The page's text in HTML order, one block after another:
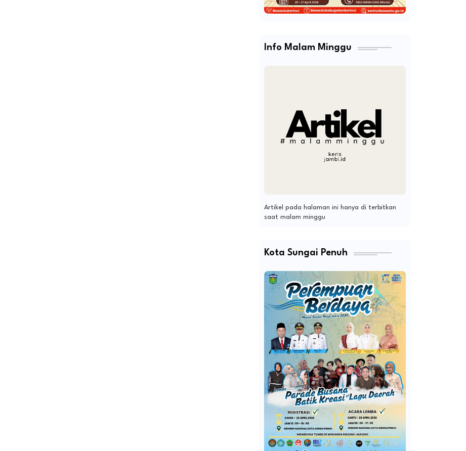
Info Malam Minggu
Artikel pada halaman ini hanya di terbitkan
saat malam minggu
Kota Sungai Penuh